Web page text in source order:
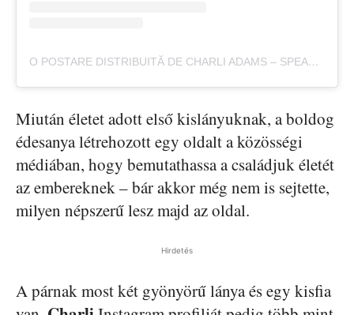
O POSTARE DISTRIBUITĂ DE CHARLI ADAMS – SPEAKER (@CHARLI_KATE)
Miután életet adott első kislányuknak, a boldog
édesanya létrehozott egy oldalt a közösségi
médiában, hogy bemutathassa a családjuk életét
az embereknek – bár akkor még nem is sejtette,
milyen népszerű lesz majd az oldal.
Hirdetés
A párnak most két gyönyörű lánya és egy kisfia